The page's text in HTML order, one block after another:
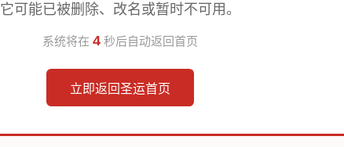
它可能已被删除、改名或暂时不可用。
系统将在 3 秒后自动返回首页
立即返回圣运首页